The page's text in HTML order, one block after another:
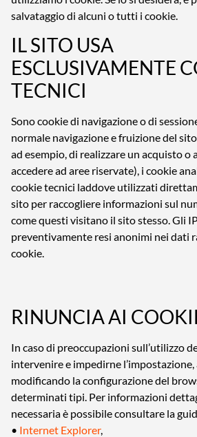
salvataggio di alcuni o tutti i cookie.
IL SITO USA
ESCLUSIVAMENTE
TECNICI
Sono cookie di navigazione o di
normale navigazione e fruizione del
ad esempio, di realizzare un acquisto o
accedere ad aree riservate), i cookie
cookie tecnici laddove utilizzati
sito per raccogliere informazioni sul
come questi visitano il sito stesso. Gli
preventivamente resi anonimi nei dati
cookie.
RINUNCIA AI
In caso di preoccupazioni sull’utilizzo
intervenire e impedirne l’impostazione,
modificando la configurazione del
determinati tipi. Per informazioni
necessaria è possibile consultare la
• Internet Explorer,